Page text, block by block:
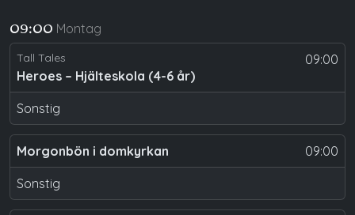
09:00 Montag
09:00
Tall Tales
Heroes – Hjälteskola (4-6 år)
Sonstig
09:00
Morgonbön i domkyrkan
Sonstig